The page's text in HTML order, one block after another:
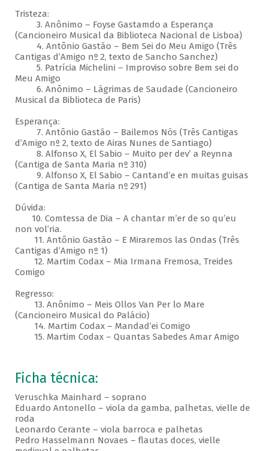
Tristeza:
3. Anônimo – Foyse Gastamdo a Esperança
(Cancioneiro Musical da Biblioteca Nacional de Lisboa)
4. Antônio Gastão – Bem Sei do Meu Amigo (Três
Cantigas d’Amigo nº 2, texto de Sancho Sanchez)
5. Patrícia Michelini – Improviso sobre Bem sei do
Meu Amigo
6. Anônimo – Lágrimas de Saudade (Cancioneiro
Musical da Biblioteca de Paris)
Esperança:
7. Antônio Gastão – Bailemos Nós (Três Cantigas
d’Amigo nº 2, texto de Airas Nunes de Santiago)
8. Alfonso X, El Sabio – Muito per dev’ a Reynna
(Cantiga de Santa Maria nº 310)
9. Alfonso X, El Sabio – Cantand’e en muitas guisas
(Cantiga de Santa Maria nº 291)
Dúvida:
10. Comtessa de Dia – A chantar m’er de so qu’eu
non vol’ria.
11. Antônio Gastão – E Miraremos las Ondas (Três
Cantigas d’Amigo nº 1)
12. Martim Codax – Mia Irmana Fremosa, Treides
Comigo
Regresso:
13. Anônimo – Meis Ollos Van Per lo Mare
(Cancioneiro Musical do Palácio)
14. Martim Codax – Mandad’ei Comigo
15. Martim Codax – Quantas Sabedes Amar Amigo
Ficha técnica:
Veruschka Mainhard – soprano
Eduardo Antonello – viola da gamba, palhetas, vielle de
roda
Leonardo Cerante – viola barroca e palhetas
Pedro Hasselmann Novaes – flautas doces, vielle